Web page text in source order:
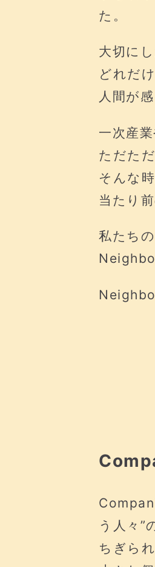
た。
大切に
どれだ
人間が
一次産
ただた
そんな
当たり
私たち
う人々”
ちぎら